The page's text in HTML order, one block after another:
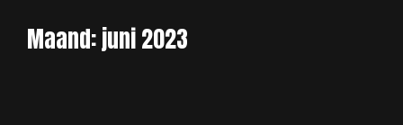
Maand:juni 2023